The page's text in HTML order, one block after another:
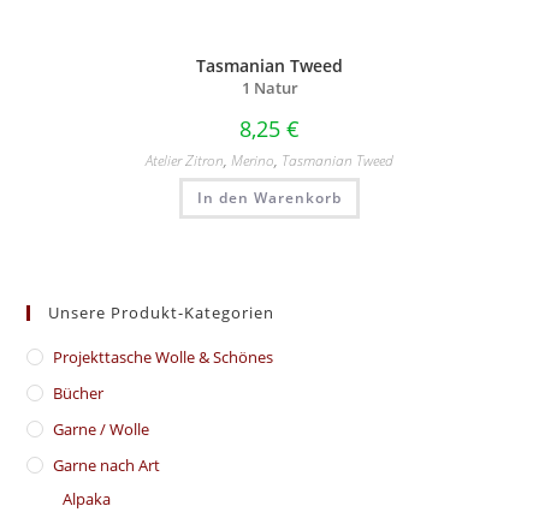
Tasmanian Tweed
1 Natur
8,25 €
Atelier Zitron, Merino, Tasmanian Tweed
In den Warenkorb
Unsere Produkt-Kategorien
​Projekttasche Wolle & Schönes
Bücher
Garne / Wolle
Garne nach Art
Alpaka